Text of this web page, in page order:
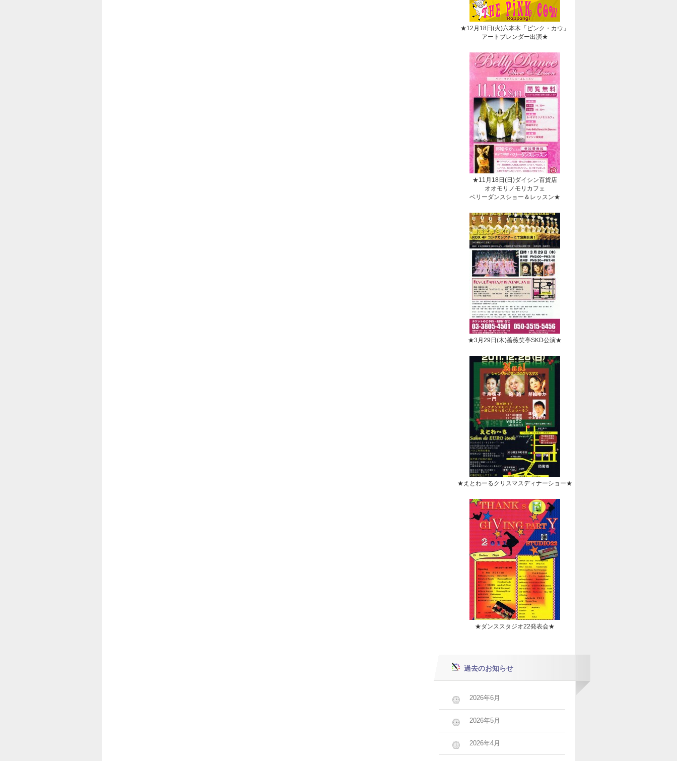
★12月18日(火)六本木「ピンク・カウ」
アートブレンダー出演★
★11月18日(日)ダイシン百貨店
オオモリノモリカフェ
ベリーダンスショー＆レッスン★
★3月29日(木)薔薇笑亭SKD公演★
★えとわーるクリスマスディナーショー★
★ダンススタジオ22発表会★
過去のお知らせ
2026年6月
2026年5月
2026年4月